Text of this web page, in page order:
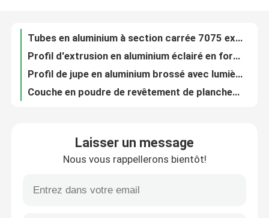
Contact
nouvelles
Tous les cas
Tubes en aluminium à section carrée 7075 extrudées
Profil d'extrusion en aluminium éclairé en forme de crique
Profil de jupe en aluminium brossé avec lumières LED
Couche en poudre de revêtement de plancher en aluminium de Cove
Laisser un message
Nous vous rappellerons bientôt!